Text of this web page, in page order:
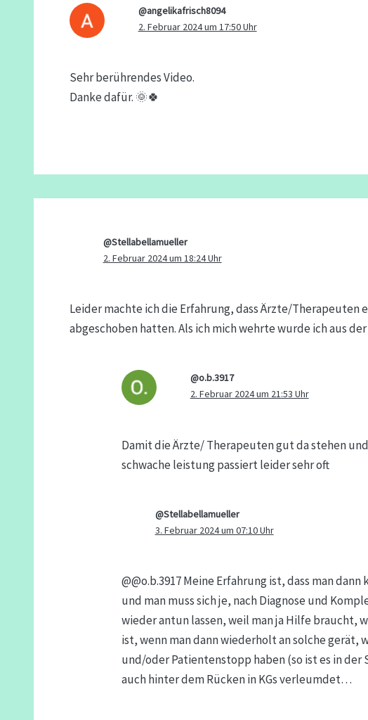
@angelikafrisch8094
2. Februar 2024 um 17:50 Uhr
Sehr berührendes Video.
Danke dafür. 🌞🍀
@Stellabellamueller
2. Februar 2024 um 18:24 Uhr
Leider machte ich die Erfahrung, dass Ärzte/Therapeuten
abgeschoben hatten. Als ich mich wehrte wurde ich aus
@o.b.3917
2. Februar 2024 um 21:53 Uhr
Damit die Ärzte/ Therapeuten gut da stehen
schwache leistung passiert leider sehr oft
@Stellabellamueller
3. Februar 2024 um 07:10 Uhr
@@o.b.3917 Meine Erfahrung ist, dass man
und man muss sich je, nach Diagnose und
wieder antun lassen, weil man ja Hilfe braucht,
ist, wenn man dann wiederholt an solche gerät,
und/oder Patientenstopp haben (so ist es in der
auch hinter dem Rücken in KGs verleumdet…